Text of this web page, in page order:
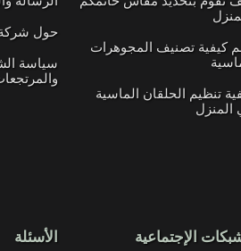
حول
سياسة
كيفية تصنيف المجوهرات
تنظيم الحلقان الماسية
المنزل
الأسئلة الإجتماعية